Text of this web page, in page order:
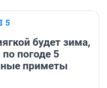
5
будет зима,
погоде 5
приметы